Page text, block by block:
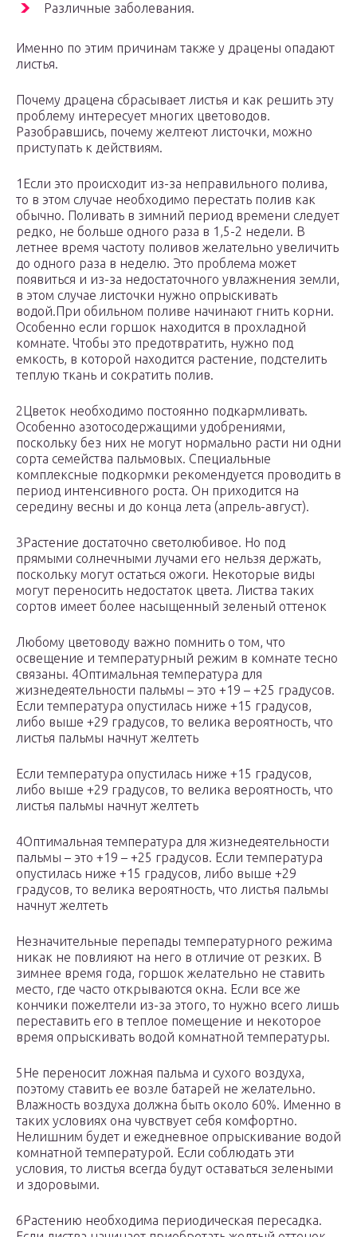
Различные заболевания.
Именно по этим причинам также у драцены опадают
листья.
Почему драцена сбрасывает листья и как решить эту
проблему интересует многих цветоводов.
Разобравшись, почему желтеют листочки, можно
приступать к действиям.
1Если это происходит из-за неправильного полива,
то в этом случае необходимо перестать полив как
обычно. Поливать в зимний период времени следует
редко, не больше одного раза в 1,5-2 недели. В
летнее время частоту поливов желательно увеличить
до одного раза в неделю. Это проблема может
появиться и из-за недостаточного увлажнения земли,
в этом случае листочки нужно опрыскивать
водой.При обильном поливе начинают гнить корни.
Особенно если горшок находится в прохладной
комнате. Чтобы это предотвратить, нужно под
емкость, в которой находится растение, подстелить
теплую ткань и сократить полив.
2Цветок необходимо постоянно подкармливать.
Особенно азотосодержащими удобрениями,
поскольку без них не могут нормально расти ни одни
сорта семейства пальмовых. Специальные
комплексные подкормки рекомендуется проводить в
период интенсивного роста. Он приходится на
середину весны и до конца лета (апрель-август).
3Растение достаточно светолюбивое. Но под
прямыми солнечными лучами его нельзя держать,
поскольку могут остаться ожоги. Некоторые виды
могут переносить недостаток цвета. Листва таких
сортов имеет более насыщенный зеленый оттенок
Любому цветоводу важно помнить о том, что
освещение и температурный режим в комнате тесно
связаны. 4Оптимальная температура для
жизнедеятельности пальмы – это +19 – +25 градусов.
Если температура опустилась ниже +15 градусов,
либо выше +29 градусов, то велика вероятность, что
листья пальмы начнут желтеть
Если температура опустилась ниже +15 градусов,
либо выше +29 градусов, то велика вероятность, что
листья пальмы начнут желтеть
4Оптимальная температура для жизнедеятельности
пальмы – это +19 – +25 градусов. Если температура
опустилась ниже +15 градусов, либо выше +29
градусов, то велика вероятность, что листья пальмы
начнут желтеть
Незначительные перепады температурного режима
никак не повлияют на него в отличие от резких. В
зимнее время года, горшок желательно не ставить
место, где часто открываются окна. Если все же
кончики пожелтели из-за этого, то нужно всего лишь
переставить его в теплое помещение и некоторое
время опрыскивать водой комнатной температуры.
5Не переносит ложная пальма и сухого воздуха,
поэтому ставить ее возле батарей не желательно.
Влажность воздуха должна быть около 60%. Именно в
таких условиях она чувствует себя комфортно.
Нелишним будет и ежедневное опрыскивание водой
комнатной температурой. Если соблюдать эти
условия, то листья всегда будут оставаться зелеными
и здоровыми.
6Растению необходима периодическая пересадка.